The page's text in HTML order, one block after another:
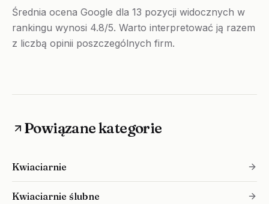
Średnia ocena Google dla 13 pozycji widocznych w
rankingu wynosi 4.8/5. Warto interpretować ją razem
z liczbą opinii poszczególnych firm.
Powiązane kategorie
Kwiaciarnie
Kwiaciarnie ślubne